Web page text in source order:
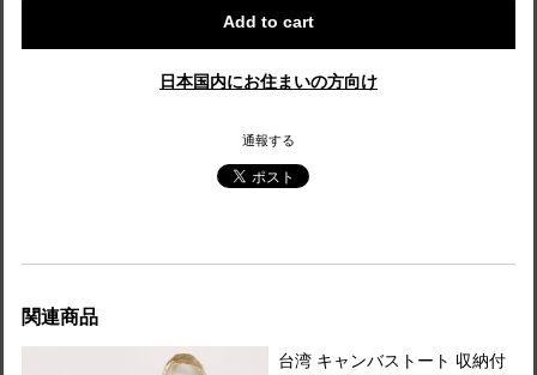
Add to cart
日本国内にお住まいの方向け
通報する
関連商品
台湾 キャンバストート 収納付